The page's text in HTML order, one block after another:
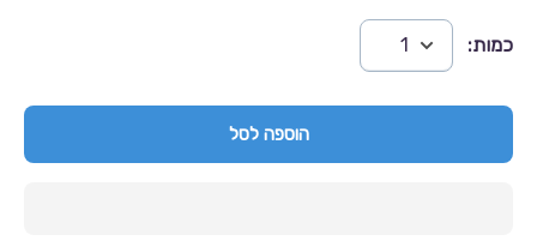
כמות:
הוספה לסל